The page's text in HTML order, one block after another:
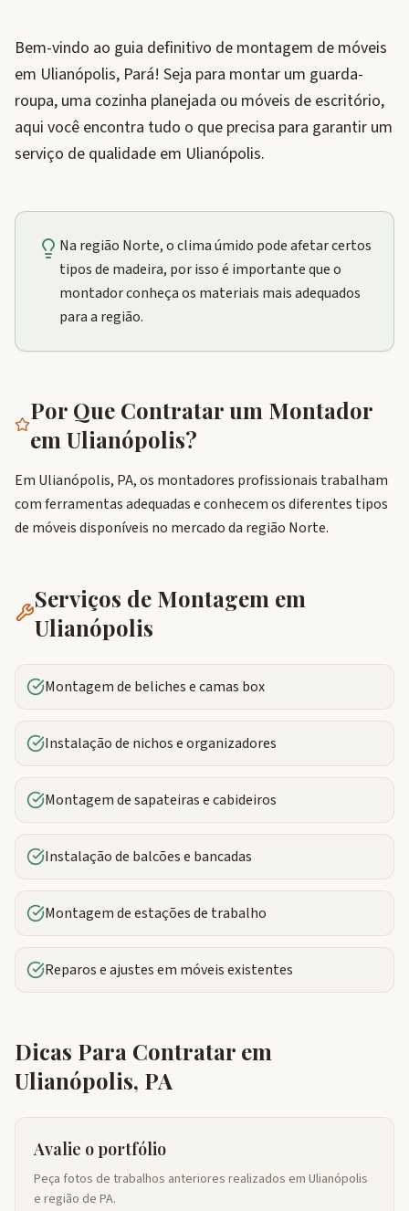
Bem-vindo ao guia definitivo de montagem de móveis
em Ulianópolis, Pará! Seja para montar um guarda-
roupa, uma cozinha planejada ou móveis de escritório,
aqui você encontra tudo o que precisa para garantir um
serviço de qualidade em Ulianópolis.
Na região Norte, o clima úmido pode afetar certos
tipos de madeira, por isso é importante que o
montador conheça os materiais mais adequados
para a região.
Por Que Contratar um Montador
em Ulianópolis?
Em Ulianópolis, PA, os montadores profissionais trabalham
com ferramentas adequadas e conhecem os diferentes tipos
de móveis disponíveis no mercado da região Norte.
Serviços de Montagem em
Ulianópolis
Montagem de beliches e camas box
Instalação de nichos e organizadores
Montagem de sapateiras e cabideiros
Instalação de balcões e bancadas
Montagem de estações de trabalho
Reparos e ajustes em móveis existentes
Dicas Para Contratar em
Ulianópolis, PA
Avalie o portfólio
Peça fotos de trabalhos anteriores realizados em Ulianópolis
e região de PA.